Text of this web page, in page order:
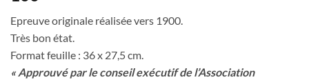
Epreuve originale réalisée vers 1900.
Très bon état.
Format feuille : 36 x 27,5 cm.
« Approuvé par le conseil exécutif de l’Association